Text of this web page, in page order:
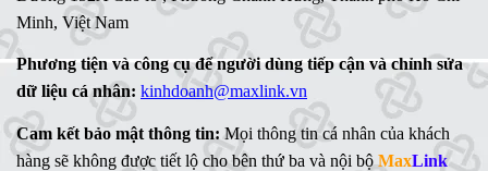
Minh, Việt Nam
Phương tiện và công cụ để người dùng tiếp cận và chỉnh sửa
dữ liệu cá nhân: kinhdoanh@maxlink.vn
Cam kết bảo mật thông tin: Mọi thông tin cá nhân của khách
hàng sẽ không được tiết lộ cho bên thứ ba và nội bộMaxLink